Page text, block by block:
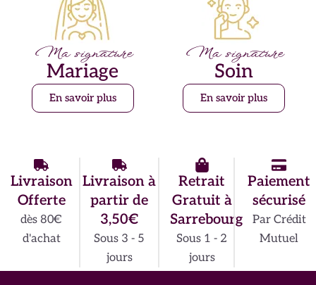
Ma signature
Mariage
En savoir plus
Ma signature
Soin
En savoir plus
Livraison
Offerte
dès 80€
d'achat
Livraison à
partir de
3,50€
Sous 3 - 5
jours
Retrait
Gratuit à
Sarrebourg
Sous 1 - 2
jours
Paiement
sécurisé
Par Crédit
Mutuel